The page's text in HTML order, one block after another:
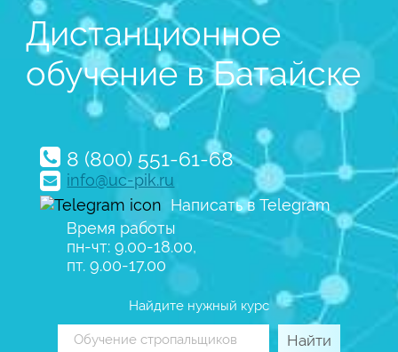
Дистанционное
обучение в Батайске
8 (800) 551-61-68
info@uc-pik.ru
Написать в Telegram
Время работы
пн-чт: 9.00-18.00,
пт. 9.00-17.00
Найдите нужный курс
Найти